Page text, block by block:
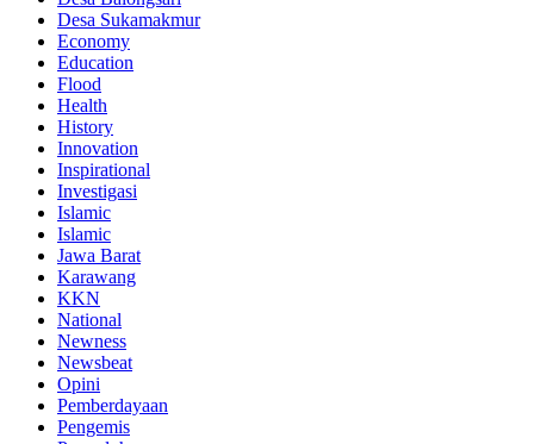
Desa Sukamakmur
Economy
Education
Flood
Health
History
Innovation
Inspirational
Investigasi
Islamic
Islamic
Jawa Barat
Karawang
KKN
National
Newness
Newsbeat
Opini
Pemberdayaan
Pengemis